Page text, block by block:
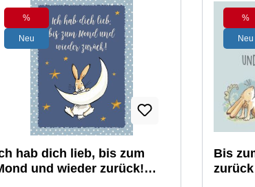
Rabatt
%
Neu
hab dich lieb, bis zum
und wieder zurück!
%
Neu
Bis